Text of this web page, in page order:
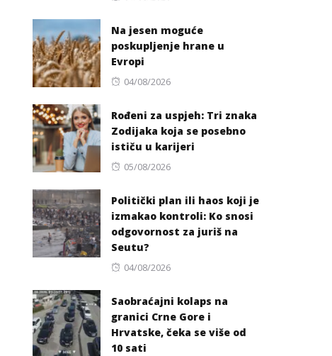
Na jesen moguće
poskupljenje hrane u
Evropi
Posted
04/08/2026
Rođeni za uspjeh: Tri znaka
Zodijaka koja se posebno
ističu u karijeri
Posted
05/08/2026
Politički plan ili haos koji je
izmakao kontroli: Ko snosi
odgovornost za juriš na
Seutu?
Posted
04/08/2026
Saobraćajni kolaps na
granici Crne Gore i
Hrvatske, čeka se više od
10 sati